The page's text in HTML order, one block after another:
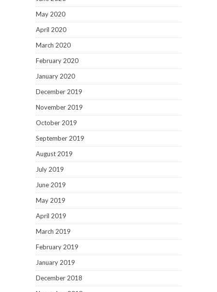
May 2020
April 2020
March 2020
February 2020
January 2020
December 2019
November 2019
October 2019
September 2019
August 2019
July 2019
June 2019
May 2019
April 2019
March 2019
February 2019
January 2019
December 2018